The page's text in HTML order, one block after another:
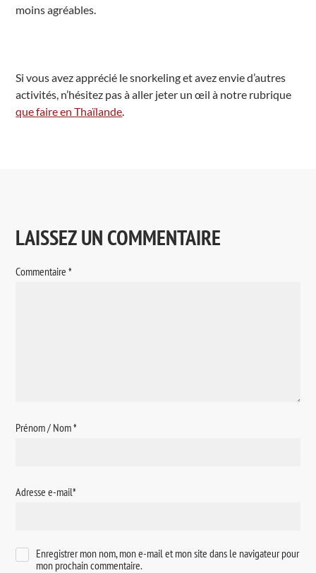
moins agréables.
Si vous avez apprécié le snorkeling et avez envie d’autres
activités, n’hésitez pas à aller jeter un œil à notre rubrique
que faire en Thaïlande.
LAISSEZ UN COMMENTAIRE
Commentaire*
Prénom / Nom*
Adresse e-mail*
Enregistrer mon nom, mon e-mail et mon site dans le navigateur pour
mon prochain commentaire.